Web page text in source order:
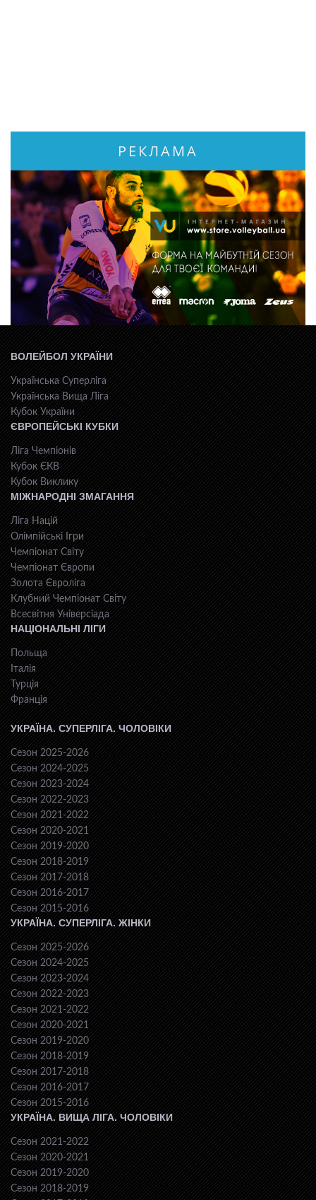
РЕКЛАМА
ВОЛЕЙБОЛ УКРАЇНИ
Українська Суперліга
Українська Вища Ліга
Кубок України
ЄВРОПЕЙСЬКІ КУБКИ
Ліга Чемпіонів
Кубок ЄКВ
Кубок Виклику
МІЖНАРОДНІ ЗМАГАННЯ
Ліга Націй
Олімпійські Ігри
Чемпіонат Світу
Чемпіонат Європи
Золота Євроліга
Клубний Чемпіонат Світу
Всесвiтня Унiверсiaда
НАЦІОНАЛЬНІ ЛІГИ
Польща
Італія
Турція
Франція
УКРАЇНА. СУПЕРЛІГА. ЧОЛОВІКИ
Сезон 2025-2026
Сезон 2024-2025
Сезон 2023-2024
Сезон 2022-2023
Сезон 2021-2022
Сезон 2020-2021
Сезон 2019-2020
Сезон 2018-2019
Сезон 2017-2018
Сезон 2016-2017
Сезон 2015-2016
УКРАЇНА. СУПЕРЛІГА. ЖІНКИ
Сезон 2025-2026
Сезон 2024-2025
Сезон 2023-2024
Сезон 2022-2023
Сезон 2021-2022
Сезон 2020-2021
Сезон 2019-2020
Сезон 2018-2019
Сезон 2017-2018
Сезон 2016-2017
Сезон 2015-2016
УКРАЇНА. ВИЩА ЛІГА. ЧОЛОВІКИ
Сезон 2021-2022
Сезон 2020-2021
Сезон 2019-2020
Сезон 2018-2019